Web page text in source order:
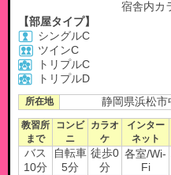
宿舎内カ
【部屋タイプ】
シングルC
ツインC
トリプルC
トリプルD
所在地 静岡県浜松
教習所
まで
コンビ
ニ
カラオ
ケ
インター
ネット
バス
10分
自転車
5分
徒歩0
分
各室/Wi-
Fi